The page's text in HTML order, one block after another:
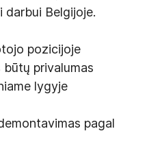
darbui Belgijoje.
pozicijoje
privalumas
lygyje
pagal